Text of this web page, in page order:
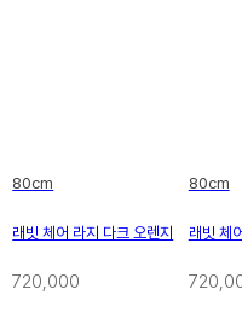
80cm
래빗 체어 라지 다크 오렌지
720,000
80cm
래빗 체